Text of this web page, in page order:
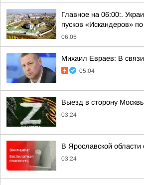
Главное на 06:00:.
пусков «Искандеров»
06:05
Михаил Евраев: В
05:04
Выезд в сторону
03:24
В Ярославской области
03:24